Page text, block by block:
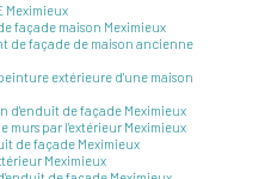
Meximieux
façade maison Meximieux
de façade de maison ancienne
extérieure d'une maison
d'enduit de façade Meximieux
murs par l'extérieur Meximieux
de façade Meximieux
Meximieux